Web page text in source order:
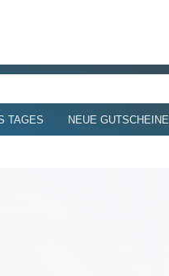
TAGES NEUE GUTSCHEINE